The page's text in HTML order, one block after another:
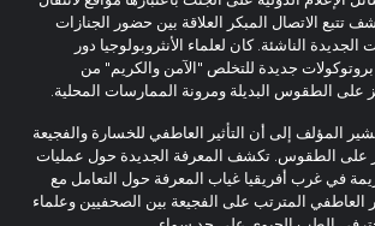
تتبع الاتصال المبكر العلاقة بين حضور الجنازات
الناشئة. كان لعلماء الأنثروبولوجيا دور
جديدة للتخلص "الآمن والكريم" من
على الطقوس البديلة ومرونة الممارسات المحلية.
المؤلف إلى أن التأثير العاطفي للخسارة والفجيعة
على الطقوس. تكشف المعرفة الجديدة حول عمليات
في غرب أفريقيا غياب المعرفة حول التعامل مع
العاطفي المترتب على الفجيعة بين الصحفيين وعلماء